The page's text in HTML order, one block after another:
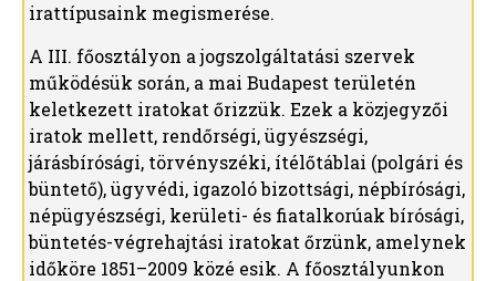
irattípusaink megismerése.
A III. főosztályon a jogszolgáltatási szervek
működésük során, a mai Budapest területén
keletkezett iratokat őrizzük. Ezek a közjegyzői
iratok mellett, rendőrségi, ügyészségi,
járásbírósági, törvényszéki, ítélőtáblai (polgári és
büntető), ügyvédi, igazoló bizottsági, népbírósági,
népügyészségi, kerületi- és fiatalkorúak bírósági,
büntetés-végrehajtási iratokat őrzünk, amelynek
időköre 1851–2009 közé esik. A főosztályunkon